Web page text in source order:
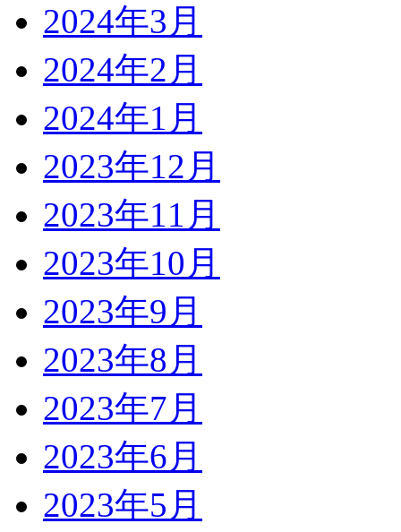
2024年3月
2024年2月
2024年1月
2023年12月
2023年11月
2023年10月
2023年9月
2023年8月
2023年7月
2023年6月
2023年5月